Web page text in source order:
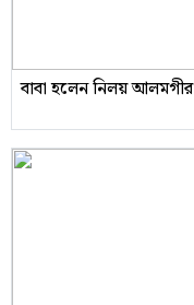
বাবা হলেন নিলয় আলমগীর